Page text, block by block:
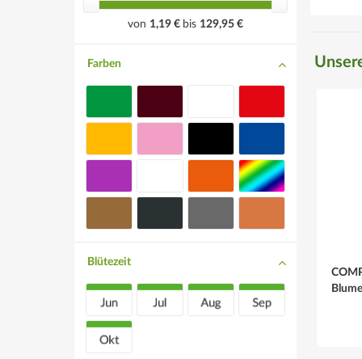
von 1,19 € bis 129,95 €
Farben
Blütezeit